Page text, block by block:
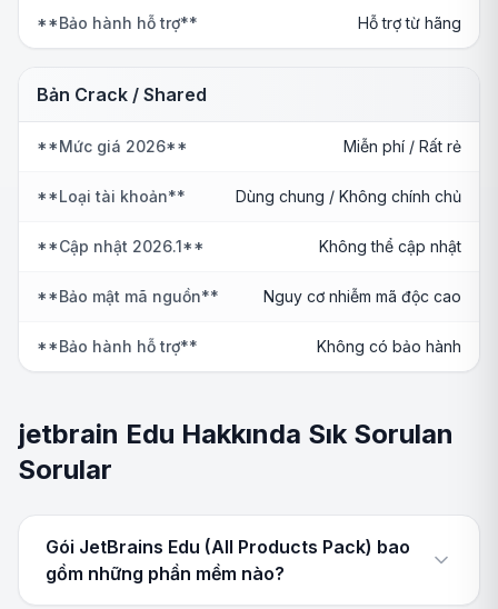
**Bảo hành hỗ trợ** Hỗ trợ từ hãng
Bản Crack / Shared
**Mức giá 2026** Miễn phí / Rất rẻ
**Loại tài khoản** Dùng chung / Không chính chủ
**Cập nhật 2026.1** Không thể cập nhật
**Bảo mật mã nguồn** Nguy cơ nhiễm mã độc cao
**Bảo hành hỗ trợ** Không có bảo hành
jetbrain Edu Hakkında Sık Sorulan
Sorular
Gói JetBrains Edu (All Products Pack) bao
gồm những phần mềm nào?